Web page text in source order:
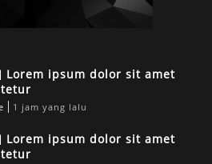
Lorem ipsum dolor sit amet
1 jam yang lalu
Lorem ipsum dolor sit amet